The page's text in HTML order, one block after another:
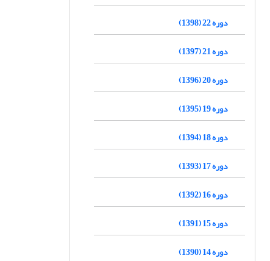
دوره 22 (1398)
دوره 21 (1397)
دوره 20 (1396)
دوره 19 (1395)
دوره 18 (1394)
دوره 17 (1393)
دوره 16 (1392)
دوره 15 (1391)
دوره 14 (1390)